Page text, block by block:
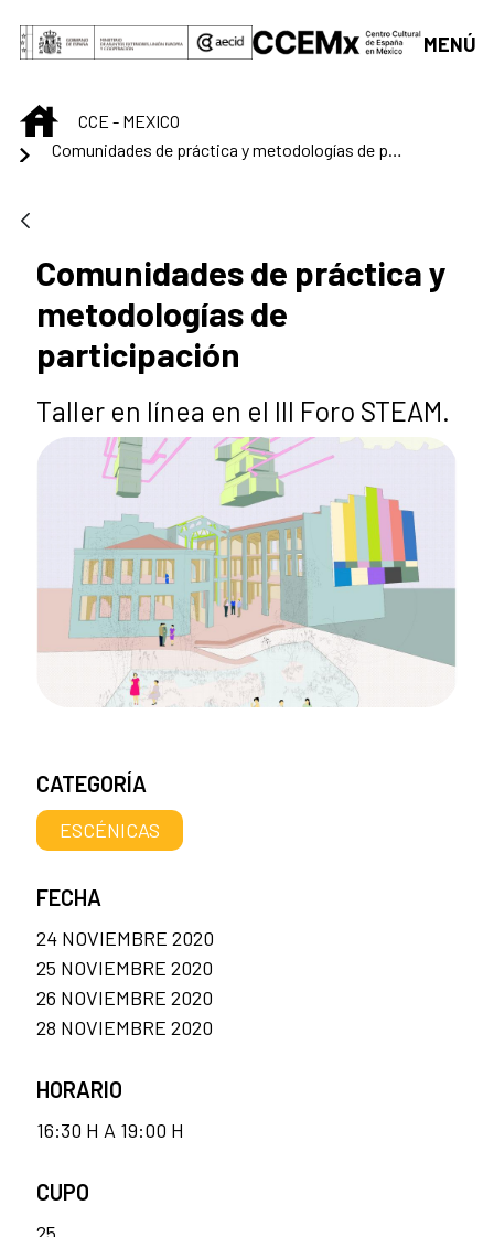
Saltar al contenido principal
MENÚ
INICIOCCE - MEXICO
Comunidades de práctica y metodologías de participación
Comunidades de práctica y
metodologías de
participación
Taller en línea en el III Foro STEAM.
CATEGORÍA
ESCÉNICAS
FECHA
24 NOVIEMBRE 2020
25 NOVIEMBRE 2020
26 NOVIEMBRE 2020
28 NOVIEMBRE 2020
HORARIO
16:30 H A 19:00 H
CUPO